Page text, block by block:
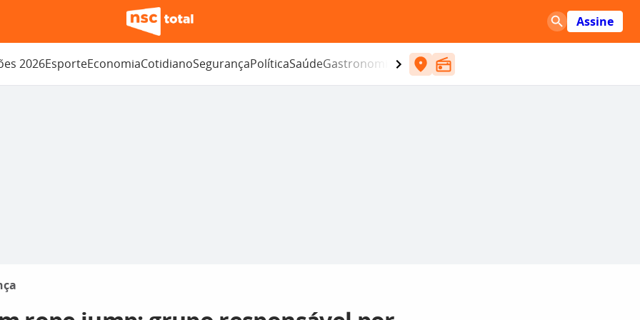
Assine
2026EsporteEconomiaCotidianoSegurançaPolíticaSaúdeGastronomia Entretenimento